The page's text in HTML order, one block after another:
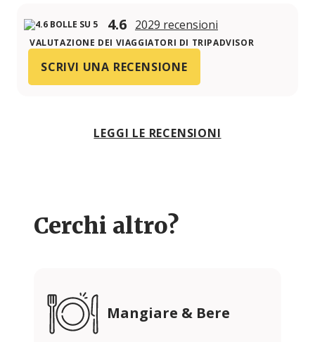
4.6 2029 recensioni
VALUTAZIONE DEI VIAGGIATORI DI TRIPADVISOR
SCRIVI UNA RECENSIONE
LEGGI LE RECENSIONI
Cerchi altro?
Mangiare & Bere